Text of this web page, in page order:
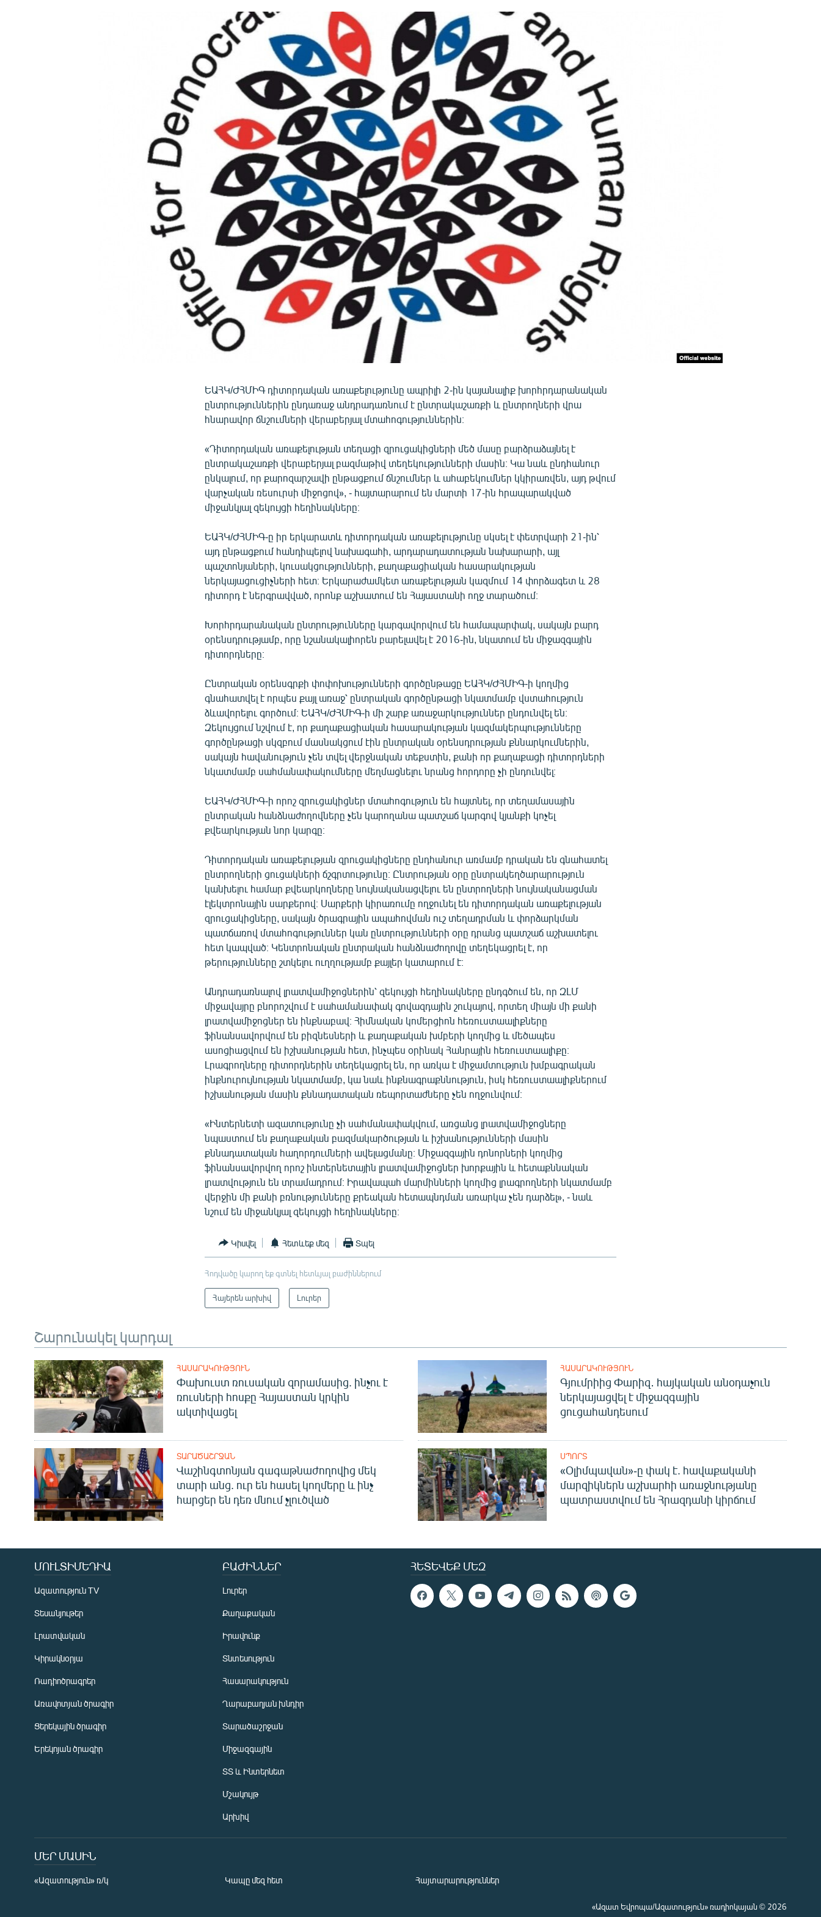
ԵԱՀԿ/ԺՀՄԻԳ դիտորդական առաքելությունը ապրիլի 2-ին կայանալիք խորհրդարանական
ընտրություններին ընդառաջ անդրադառնում է ընտրակաշառքի և ընտրողների վրա
հնարավոր ճնշումների վերաբերյալ մտահոգություններին։
«Դիտորդական առաքելության տեղացի զրուցակիցների մեծ մասը բարձրաձայնել է
ընտրակաշառքի վերաբերյալ բազմաթիվ տեղեկությունների մասին։ Կա նաև ընդհանուր
ընկալում, որ քարոզարշավի ընթացքում ճնշումներ և ահաբեկումներ կկիրառվեն, այդ թվում
վարչական ռեսուրսի միջոցով», - հայտարարում են մարտի 17-ին հրապարակված
միջանկյալ զեկույցի հեղինակները։
ԵԱՀԿ/ԺՀՄԻԳ-ը իր երկարատև դիտորդական առաքելությունը սկսել է փետրվարի 21-ին՝
այդ ընթացքում հանդիպելով նախագահի, արդարադատության նախարարի, այլ
պաշտոնյաների, կուսակցությունների, քաղաքացիական հասարակության
ներկայացուցիչների հետ։ Երկարաժամկետ առաքելության կազմում 14 փորձագետ և 28
դիտորդ է ներգրավված, որոնք աշխատում են Հայաստանի ողջ տարածում։
Խորհրդարանական ընտրությունները կարգավորվում են համապարփակ, սակայն բարդ
օրենսդրությամբ, որը նշանակալիորեն բարելավել է 2016-ին, նկատում են միջազգային
դիտորդները։
Ընտրական օրենսգրքի փոփոխությունների գործընթացը ԵԱՀԿ/ԺՀՄԻԳ-ի կողմից
գնահատվել է որպես քայլ առաջ՝ ընտրական գործընթացի նկատմամբ վստահություն
ձևավորելու գործում։ ԵԱՀԿ/ԺՀՄԻԳ-ի մի շարք առաջարկություններ ընդունվել են։
Զեկույցում նշվում է, որ քաղաքացիական հասարակության կազմակերպությունները
գործընթացի սկզբում մասնակցում էին ընտրական օրենսդրության քննարկումներին,
սակայն հավանություն չեն տվել վերջնական տեքստին, քանի որ քաղաքացի դիտորդների
նկատմամբ սահմանափակումները մեղմացնելու նրանց հորդորը չի ընդունվել։
ԵԱՀԿ/ԺՀՄԻԳ-ի որոշ զրուցակիցներ մտահոգություն են հայտնել, որ տեղամասային
ընտրական հանձնաժողովները չեն կարողանա պատշաճ կարգով կյանքի կոչել
քվեարկության նոր կարգը։
Դիտորդական առաքելության զրուցակիցները ընդհանուր առմամբ դրական են գնահատել
ընտրողների ցուցակների ճշգրտությունը։ Ընտրության օրը ընտրակեղծարարություն
կանխելու համար քվեարկողները նույնականացվելու են ընտրողների նույնականացման
էլեկտրոնային սարքերով։ Սարքերի կիրառումը ողջունել են դիտորդական առաքելության
զրուցակիցները, սակայն ծրագրային ապահովման ուշ տեղադրման և փորձարկման
պատճառով մտահոգություններ կան ընտրությունների օրը դրանց պատշաճ աշխատելու
հետ կապված։ Կենտրոնական ընտրական հանձնաժողովը տեղեկացրել է, որ
թերությունները շտկելու ուղղությամբ քայլեր կատարում է։
Անդրադառնալով լրատվամիջոցներին՝ զեկույցի հեղինակները ընդգծում են, որ ԶԼՄ
միջավայրը բնորոշվում է սահամանափակ գովազդային շուկայով, որտեղ միայն մի քանի
լրատվամիջոցներ են ինքնաբավ։ Հիմնական կոմերցիոն հեռուստաալիքները
ֆինանսավորվում են բիզնեսների և քաղաքական խմբերի կողմից և մեծապես
ասոցիացվում են իշխանության հետ, ինչպես օրինակ Հանրային հեռուստաալիքը։
Լրագրողները դիտորդներին տեղեկացրել են, որ առկա է միջամտություն խմբագրական
ինքնուրույնության նկատմամբ, կա նաև ինքնագրաքննություն, իսկ հեռուստաալիքներում
իշխանության մասին քննադատական ռեպորտաժները չեն ողջունվում։
«Ինտերնետի ազատությունը չի սահմանափակվում, առցանց լրատվամիջոցները
նպաստում են քաղաքական բազմակարծության և իշխանությունների մասին
քննադատական հաղորդումների ավելացմանը։ Միջազգային դոնորների կողմից
ֆինանսավորվող որոշ ինտերնետային լրատվամիջոցներ խորքային և հետաքննական
լրատվություն են տրամադրում։ Իրավապահ մարմինների կողմից լրագրողների նկատմամբ
վերջին մի քանի բռնությունները քրեական հետապնդման առարկա չեն դարձել», - նաև
նշում են միջանկյալ զեկույցի հեղինակները։
Կիսվել Հետևեք մեզ Տպել
Հոդվածը կարող եք գտնել հետևյալ բաժիններում
Հայերեն արխիվ Լուրեր
Շարունակել կարդալ
ՀԱՍԱՐԱԿՈՒԹՅՈՒՆ
Փախուստ ռուսական զորամասից. ինչու է
ռուսների հոսքը Հայաստան կրկին
ակտիվացել
ՀԱՍԱՐԱԿՈՒԹՅՈՒՆ
Գյումրիից Փարիզ․ հայկական անօդաչուն
ներկայացվել է միջազգային
ցուցահանդեսում
ՏԱՐԱԾԱՇՐՋԱՆ
Վաշինգտոնյան գագաթնաժողովից մեկ
տարի անց. ուր են հասել կողմերը և ինչ
հարցեր են դեռ մնում չլուծված
ՍՊՈՐՏ
«Օլիմպավան»-ը փակ է. հավաքականի
մարզիկներն աշխարհի առաջնությանը
պատրաստվում են Հրազդանի կիրճում
ՀԵՏԵՎԵՔ ՄԵԶ
ՄՈՒԼՏԻՄԵԴԻԱ
Ազատություն TV
Տեսանյութեր
Լրատվական
Կիրակնօրյա
Ռադիոծրագրեր
Առավոտյան ծրագիր
Ցերեկային ծրագիր
Երեկոյան ծրագիր
ԲԱԺԻՆՆԵՐ
Լուրեր
Քաղաքական
Իրավունք
Տնտեսություն
Հասարակություն
Ղարաբաղյան խնդիր
Տարածաշրջան
Միջազգային
ՏՏ և Ինտերնետ
Մշակույթ
Արխիվ
ՄԵՐ ՄԱՍԻՆ
«Ազատություն» ռ/կ Կապը մեզ հետ Հայտարարություններ
«Ազատ Եվրոպա/Ազատություն» ռադիոկայան © 2026